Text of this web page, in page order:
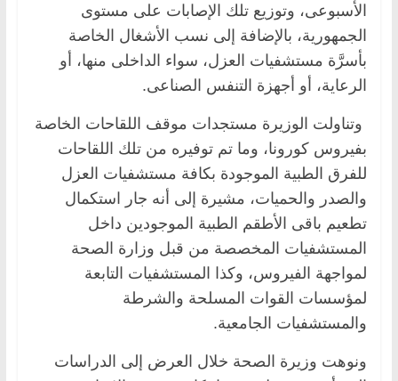
الأسبوعى، وتوزيع تلك الإصابات على مستوى
الجمهورية، بالإضافة إلى نسب الأشغال الخاصة
بأسرَّة مستشفيات العزل، سواء الداخلى منها، أو
الرعاية، أو أجهزة التنفس الصناعى.
وتناولت الوزيرة مستجدات موقف اللقاحات الخاصة
بفيروس كورونا، وما تم توفيره من تلك اللقاحات
للفرق الطبية الموجودة بكافة مستشفيات العزل
والصدر والحميات، مشيرة إلى أنه جار استكمال
تطعيم باقى الأطقم الطبية الموجودين داخل
المستشفيات المخصصة من قبل وزارة الصحة
لمواجهة الفيروس، وكذا المستشفيات التابعة
لمؤسسات القوات المسلحة والشرطة
والمستشفيات الجامعية.
ونوهت وزيرة الصحة خلال العرض إلى الدراسات